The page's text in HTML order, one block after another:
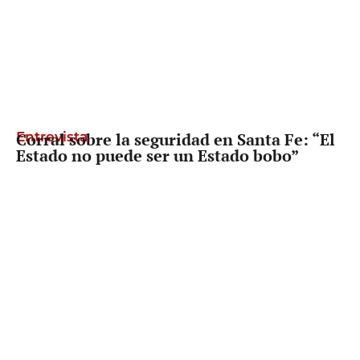
Entrevista
Corral sobre la seguridad en Santa Fe: “El
Estado no puede ser un Estado bobo”